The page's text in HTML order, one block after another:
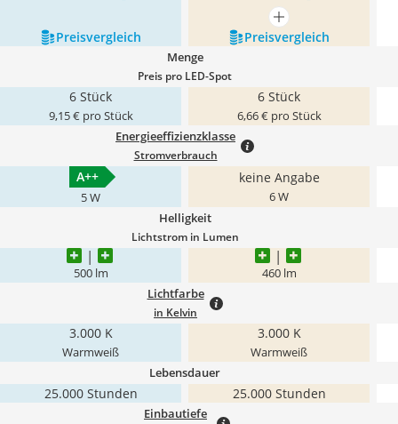
mehr anzeigen
Preis­vergleich
Preis­vergleich
Menge
Preis pro LED-Spot
6 Stück
9,15 € pro Stück
6 Stück
6,66 € pro Stück
Energieeffizienzklasse
Stromverbrauch
A++
5 W
keine Angabe
6 W
Helligkeit
Lichtstrom in Lumen
500 lm 460 lm
Lichtfarbe
in Kelvin
3.000 K
Warmweiß
3.000 K
Warmweiß
Lebensdauer
25.000 Stunden 25.000 Stunden
Einbautiefe